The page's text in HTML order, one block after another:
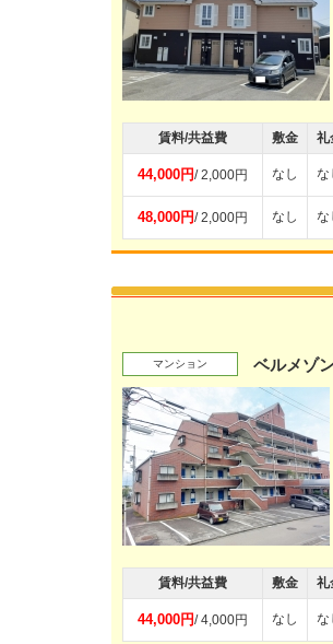
賃料/共益費 敷金 礼
44,000円/ 2,000円 なし な
48,000円/ 2,000円 なし な
マンション ベルメゾ
賃料/共益費 敷金 礼
44,000円/ 4,000円 なし な